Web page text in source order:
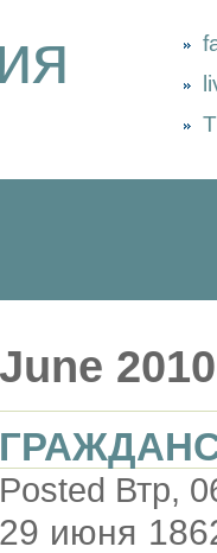
June 2010
Posted Втр,
29 июня